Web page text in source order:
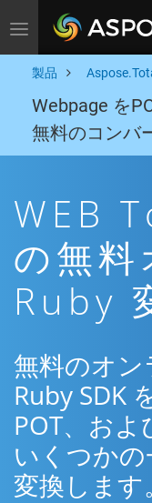
Toggle navigation
製品
Webpage を
無料のコンバ
WEB
の無料
Ruby
無料のオ
Ruby SDK
POT、お
いくつか
変換します。